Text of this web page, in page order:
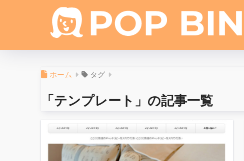
ホーム タグ
「テンプレート」の記事一覧